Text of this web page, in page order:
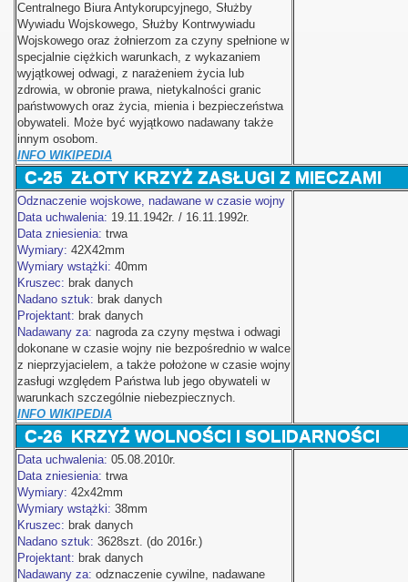
Centralnego Biura Antykorupcyjnego, Służby
Wywiadu Wojskowego, Służby Kontrwywiadu
Wojskowego oraz żołnierzom za czyny spełnione w
specjalnie ciężkich warunkach, z wykazaniem
wyjątkowej odwagi, z narażeniem życia lub
zdrowia, w obronie prawa, nietykalności granic
państwowych oraz życia, mienia i bezpieczeństwa
obywateli. Może być wyjątkowo nadawany także
innym osobom.
INFO WIKIPEDIA
C-25 ZŁOTY KRZYŻ ZASŁUGI Z MIECZAMI
Odznaczenie wojskowe, nadawane w czasie wojny
Data uchwalenia: 19.11.1942r. / 16.11.1992r.
Data zniesienia: trwa
Wymiary: 42X42mm
Wymiary wstążki: 40mm
Kruszec: brak danych
Nadano sztuk: brak danych
Projektant: brak danych
Nadawany za: nagroda za czyny męstwa i odwagi
dokonane w czasie wojny nie bezpośrednio w walce
z nieprzyjacielem, a także położone w czasie wojny
zasługi względem Państwa lub jego obywateli w
warunkach szczególnie niebezpiecznych.
INFO WIKIPEDIA
C-26 KRZYŻ WOLNOŚCI I SOLIDARNOŚCI
Data uchwalenia: 05.08.2010r.
Data zniesienia: trwa
Wymiary: 42x42mm
Wymiary wstążki: 38mm
Kruszec: brak danych
Nadano sztuk: 3628szt. (do 2016r.)
Projektant: brak danych
Nadawany za: odznaczenie cywilne, nadawane